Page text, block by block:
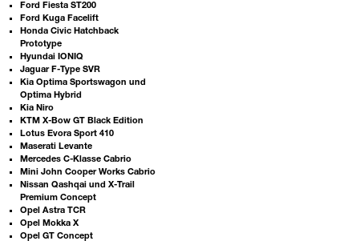
Ford Fiesta ST200
Ford Kuga Facelift
Honda Civic Hatchback
Prototype
Hyundai IONIQ
Jaguar F-Type SVR
Kia Optima Sportswagon und
Optima Hybrid
Kia Niro
KTM X-Bow GT Black Edition
Lotus Evora Sport 410
Maserati Levante
Mercedes C-Klasse Cabrio
Mini John Cooper Works Cabrio
Nissan Qashqai und X-Trail
Premium Concept
Opel Astra TCR
Opel Mokka X
Opel GT Concept